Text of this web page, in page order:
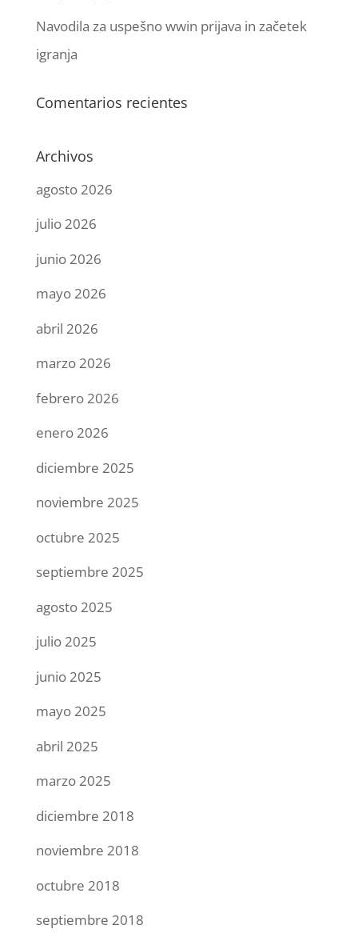
Navodila za uspešno wwin prijava in začetek
igranja
Comentarios recientes
Archivos
agosto 2026
julio 2026
junio 2026
mayo 2026
abril 2026
marzo 2026
febrero 2026
enero 2026
diciembre 2025
noviembre 2025
octubre 2025
septiembre 2025
agosto 2025
julio 2025
junio 2025
mayo 2025
abril 2025
marzo 2025
diciembre 2018
noviembre 2018
octubre 2018
septiembre 2018